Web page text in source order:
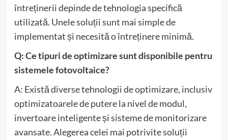
întreținerii depinde de tehnologia specifică
utilizată. Unele soluții sunt mai simple de
implementat și necesită o întreținere minimă.
Q: Ce tipuri de optimizare sunt disponibile pentru
sistemele fotovoltaice?
A: Există diverse tehnologii de optimizare, inclusiv
optimizatoarele de putere la nivel de modul,
invertoare inteligente și sisteme de monitorizare
avansate. Alegerea celei mai potrivite soluții